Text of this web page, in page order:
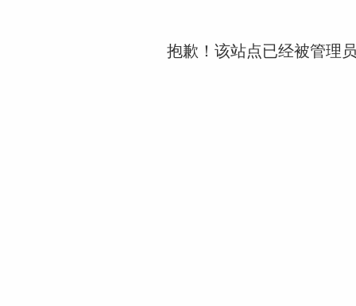
抱歉！该站点已经被管理